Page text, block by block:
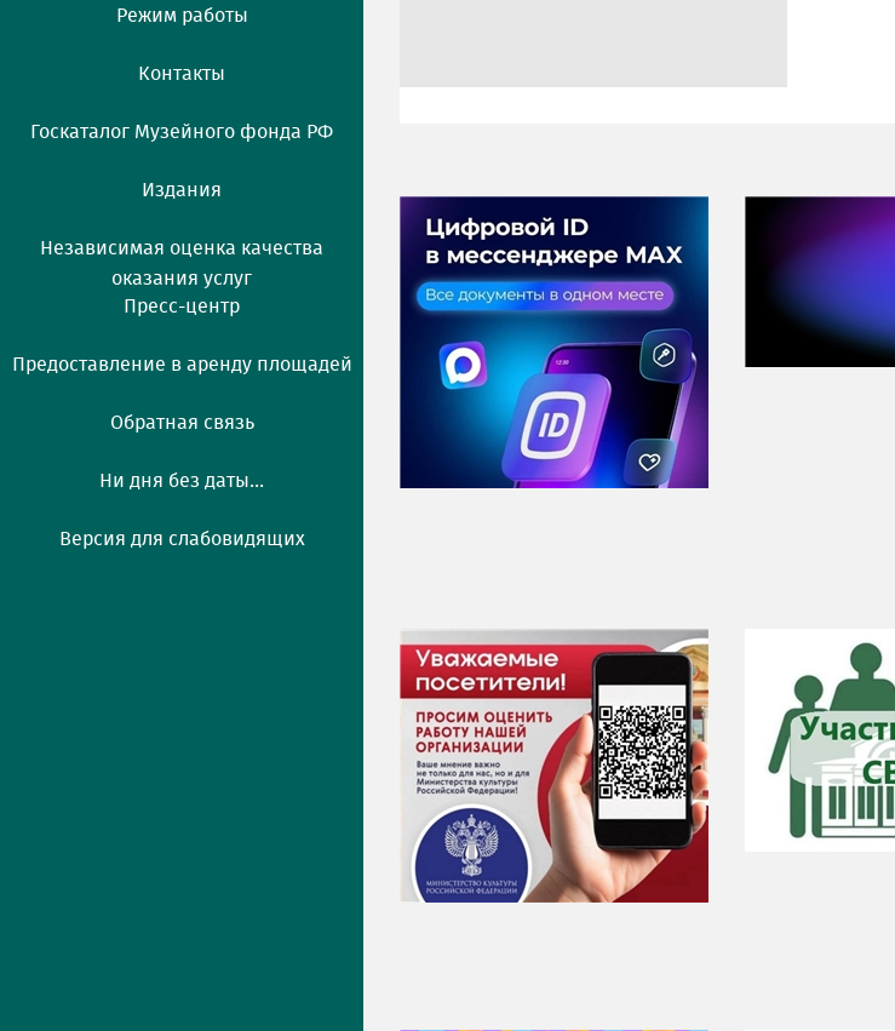
Режим работы
Контакты
Госкаталог Музейного фонда РФ
Издания
Независимая оценка качества
оказания услуг
Пресс-центр
Предоставление в аренду площадей
Обратная связь
Ни дня без даты...
Версия для слабовидящих